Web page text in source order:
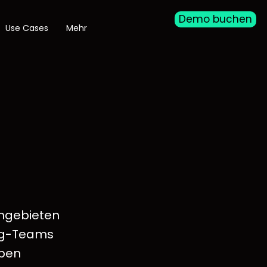
Use Cases Mehr
Demo buchen
Teams